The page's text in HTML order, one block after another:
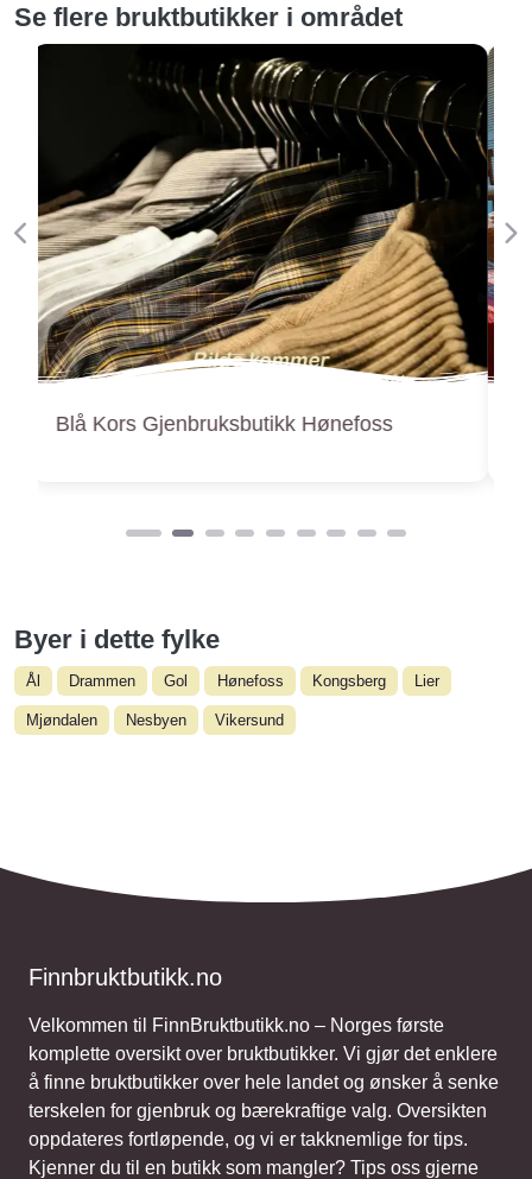
Se flere bruktbutikker i området
Bruktbutikken Gjenbruk Baye Bojang
Forige
Byer i dette fylke
Ål Drammen Gol Hønefoss Kongsberg Lier
Mjøndalen Nesbyen Vikersund
Finnbruktbutikk.no
Velkommen til FinnBruktbutikk.no – Norges første
komplette oversikt over bruktbutikker. Vi gjør det enklere
å finne bruktbutikker over hele landet og ønsker å senke
terskelen for gjenbruk og bærekraftige valg. Oversikten
oppdateres fortløpende, og vi er takknemlige for tips.
Kjenner du til en butikk som mangler? Tips oss gjerne